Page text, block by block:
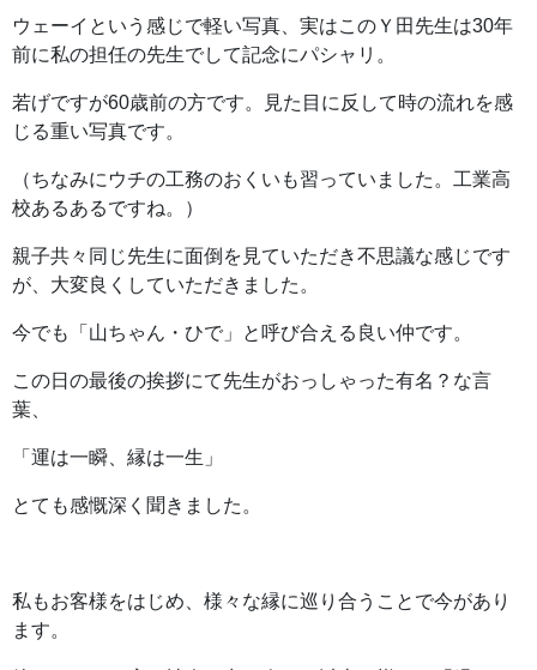
ウェーイという感じで軽い写真、実はこのＹ田先生は30年
前に私の担任の先生でして記念にパシャリ。
若げですが60歳前の方です。見た目に反して時の流れを感
じる重い写真です。
（ちなみにウチの工務のおくいも習っていました。工業高
校あるあるですね。）
親子共々同じ先生に面倒を見ていただき不思議な感じです
が、大変良くしていただきました。
今でも「山ちゃん・ひで」と呼び合える良い仲です。
この日の最後の挨拶にて先生がおっしゃった有名？な言
葉、
「運は一瞬、縁は一生」
とても感慨深く聞きました。
私もお客様をはじめ、様々な縁に巡り合うことで今があり
ます。